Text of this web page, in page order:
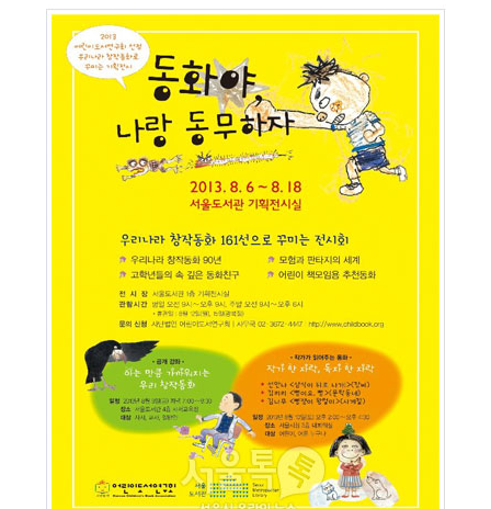
R
L
복
사
유
하
크